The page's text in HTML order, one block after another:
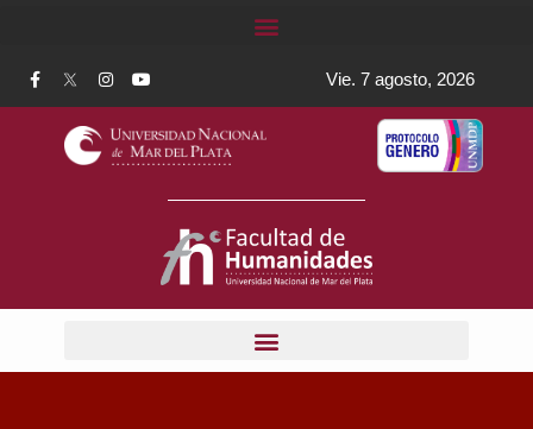
Vie. 7 agosto, 2026